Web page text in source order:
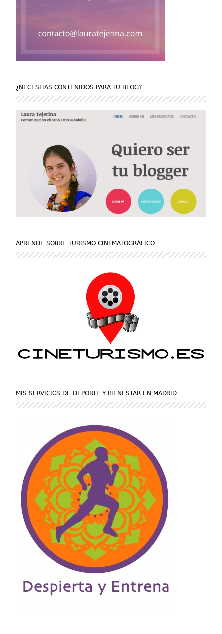
¿NECESITAS CONTENIDOS PARA TU BLOG?
APRENDE SOBRE TURISMO CINEMATOGRÁFICO
MIS SERVICIOS DE DEPORTE Y BIENESTAR EN MADRID